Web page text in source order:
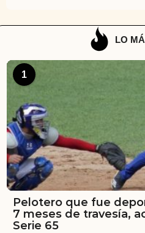
LO
1
Pelotero que fue
7 meses de travesía,
Serie 65